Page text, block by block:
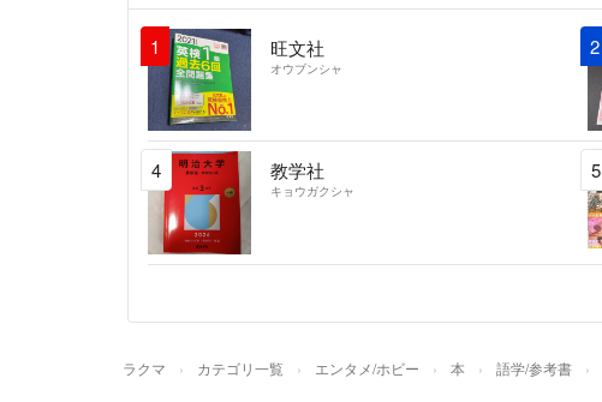
1 旺文社
オウブンシャ
2
4 教学社
キョウガクシャ
5
ラクマ カテゴリ一覧 エンタメ/ホビー 本 語学/参考書